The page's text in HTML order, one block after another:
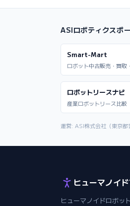
ASIロボティクスポ
Smart-Mart
ロボット中古販売・買取
ロボットリースナビ
産業ロボットリース比較
運営: ASI株式会社（東京都
ヒューマノイ
ヒューマノイドロボッ